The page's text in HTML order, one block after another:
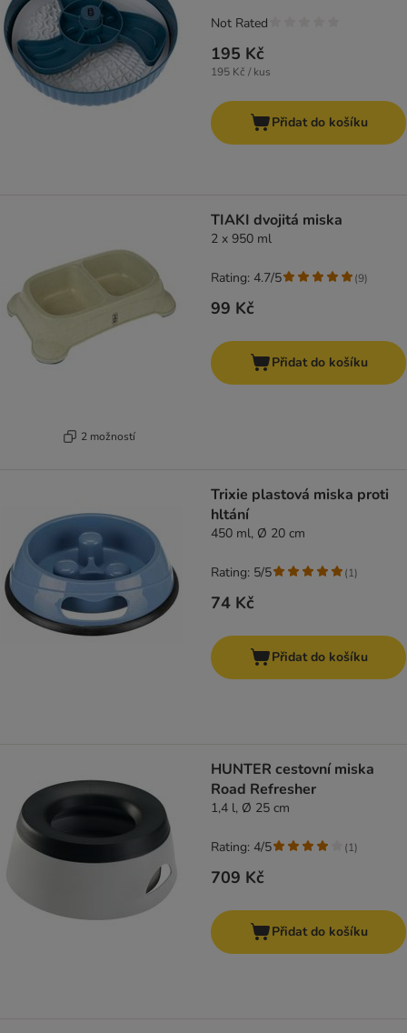
195 Kč
195 Kč / kus
Not Rated
Přidat do košíku
2 možností
TIAKI dvojitá miska
2 x 950 ml
99 Kč
Rating: 4.7/5 (9)
Přidat do košíku
Trixie plastová miska proti
hltání
450 ml, Ø 20 cm
74 Kč
Rating: 5/5 (1)
Přidat do košíku
HUNTER cestovní miska
Road Refresher
1,4 l, Ø 25 cm
709 Kč
Rating: 4/5 (1)
Přidat do košíku